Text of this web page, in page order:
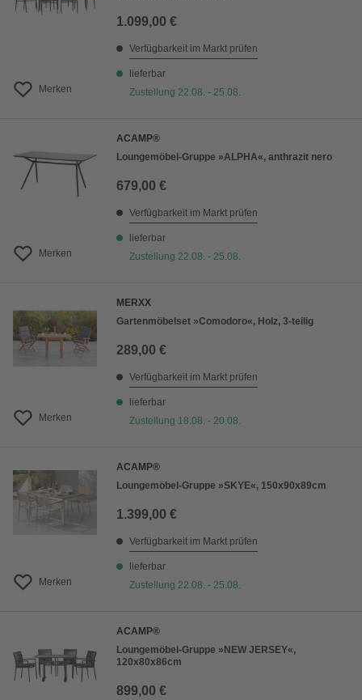
Merken
1.099,00 €
Verfügbarkeit im Markt prüfen
lieferbar
Zustellung 22.08. - 25.08.
Merken
ACAMP®
Loungemöbel-Gruppe »ALPHA«, anthrazit nero
679,00 €
Verfügbarkeit im Markt prüfen
lieferbar
Zustellung 22.08. - 25.08.
Merken
MERXX
Gartenmöbelset »Comodoro«, Holz, 3-teilig
289,00 €
Verfügbarkeit im Markt prüfen
lieferbar
Zustellung 18.08. - 20.08.
Merken
ACAMP®
Loungemöbel-Gruppe »SKYE«, 150x90x89cm
1.399,00 €
Verfügbarkeit im Markt prüfen
lieferbar
Zustellung 22.08. - 25.08.
ACAMP®
Loungemöbel-Gruppe »NEW JERSEY«,
120x80x86cm
899,00 €